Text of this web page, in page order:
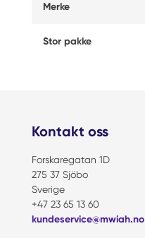
Merke
Stor pakke
Kontakt oss
Forskaregatan 1D
275 37 Sjöbo
Sverige
+47 23 65 13 60
kundeservice@mwiah.no